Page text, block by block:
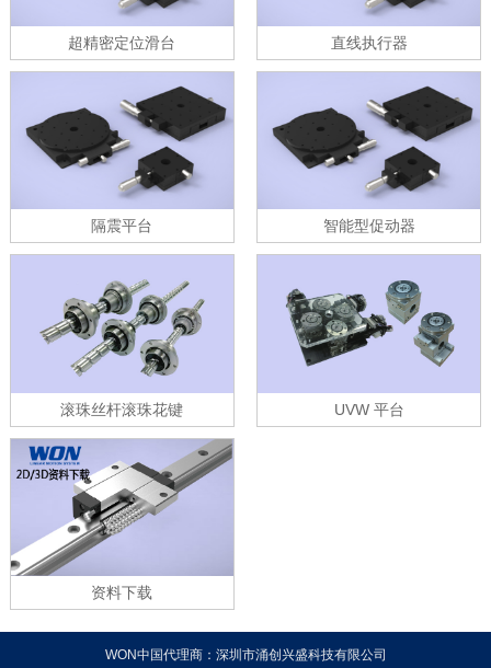
超精密定位滑台 直线执行器
隔震平台 智能型促动器
滚珠丝杆滚珠花键 UVW 平台
资料下载
WON中国代理商：深圳市涌创兴盛科技有限公司